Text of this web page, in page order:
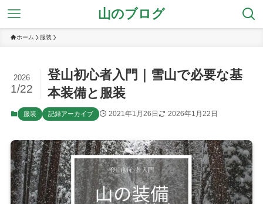
山のブログ
ホーム 服装
登山初心者入門｜雪山で必要な基
本装備と服装
2026
1/22
服装 記録アーカイブ 2021年1月26日 2026年1月22日